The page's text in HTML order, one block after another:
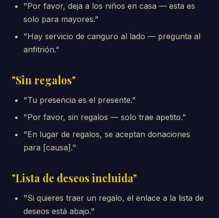
"Por favor, deja a los niños en casa — esta es
solo para mayores."
"Hay servicio de canguro al lado — pregunta al
anfitrión."
"Sin regalos"
"Tu presencia es el presente."
"Por favor, sin regalos — solo trae apetito."
"En lugar de regalos, se aceptan donaciones
para [causa]."
"Lista de deseos incluida"
"Si quieres traer un regalo, el enlace a la lista de
deseos está abajo."